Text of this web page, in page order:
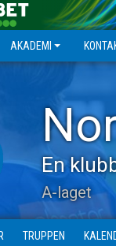
AKADEMI
En
A-laget
TRUPPEN